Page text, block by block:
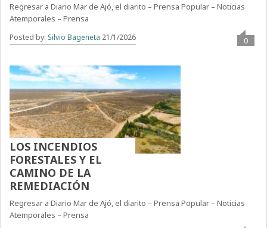
Regresar a Diario Mar de Ajó, el diarito – Prensa Popular – Noticias
Atemporales – Prensa
Posted by: Silvio Bageneta 21/1/2026 0
LOS INCENDIOS
FORESTALES Y EL
CAMINO DE LA
REMEDIACIÓN
Regresar a Diario Mar de Ajó, el diarito – Prensa Popular – Noticias
Atemporales – Prensa